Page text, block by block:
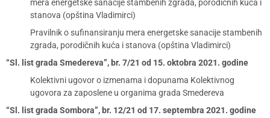
mera energetske sanacije stambenih zgrada, porodičnih kuća i
stanova (opština Vladimirci)
Pravilnik o sufinansiranju mera energetske sanacije stambenih
zgrada, porodičnih kuća i stanova (opština Vladimirci)
“Sl. list grada Smedereva”, br. 7/21 od 15. oktobra 2021. godine
Kolektivni ugovor o izmenama i dopunama Kolektivnog
ugovora za zaposlene u organima grada Smedereva
“Sl. list grada Sombora”, br. 12/21 od 17. septembra 2021. godine